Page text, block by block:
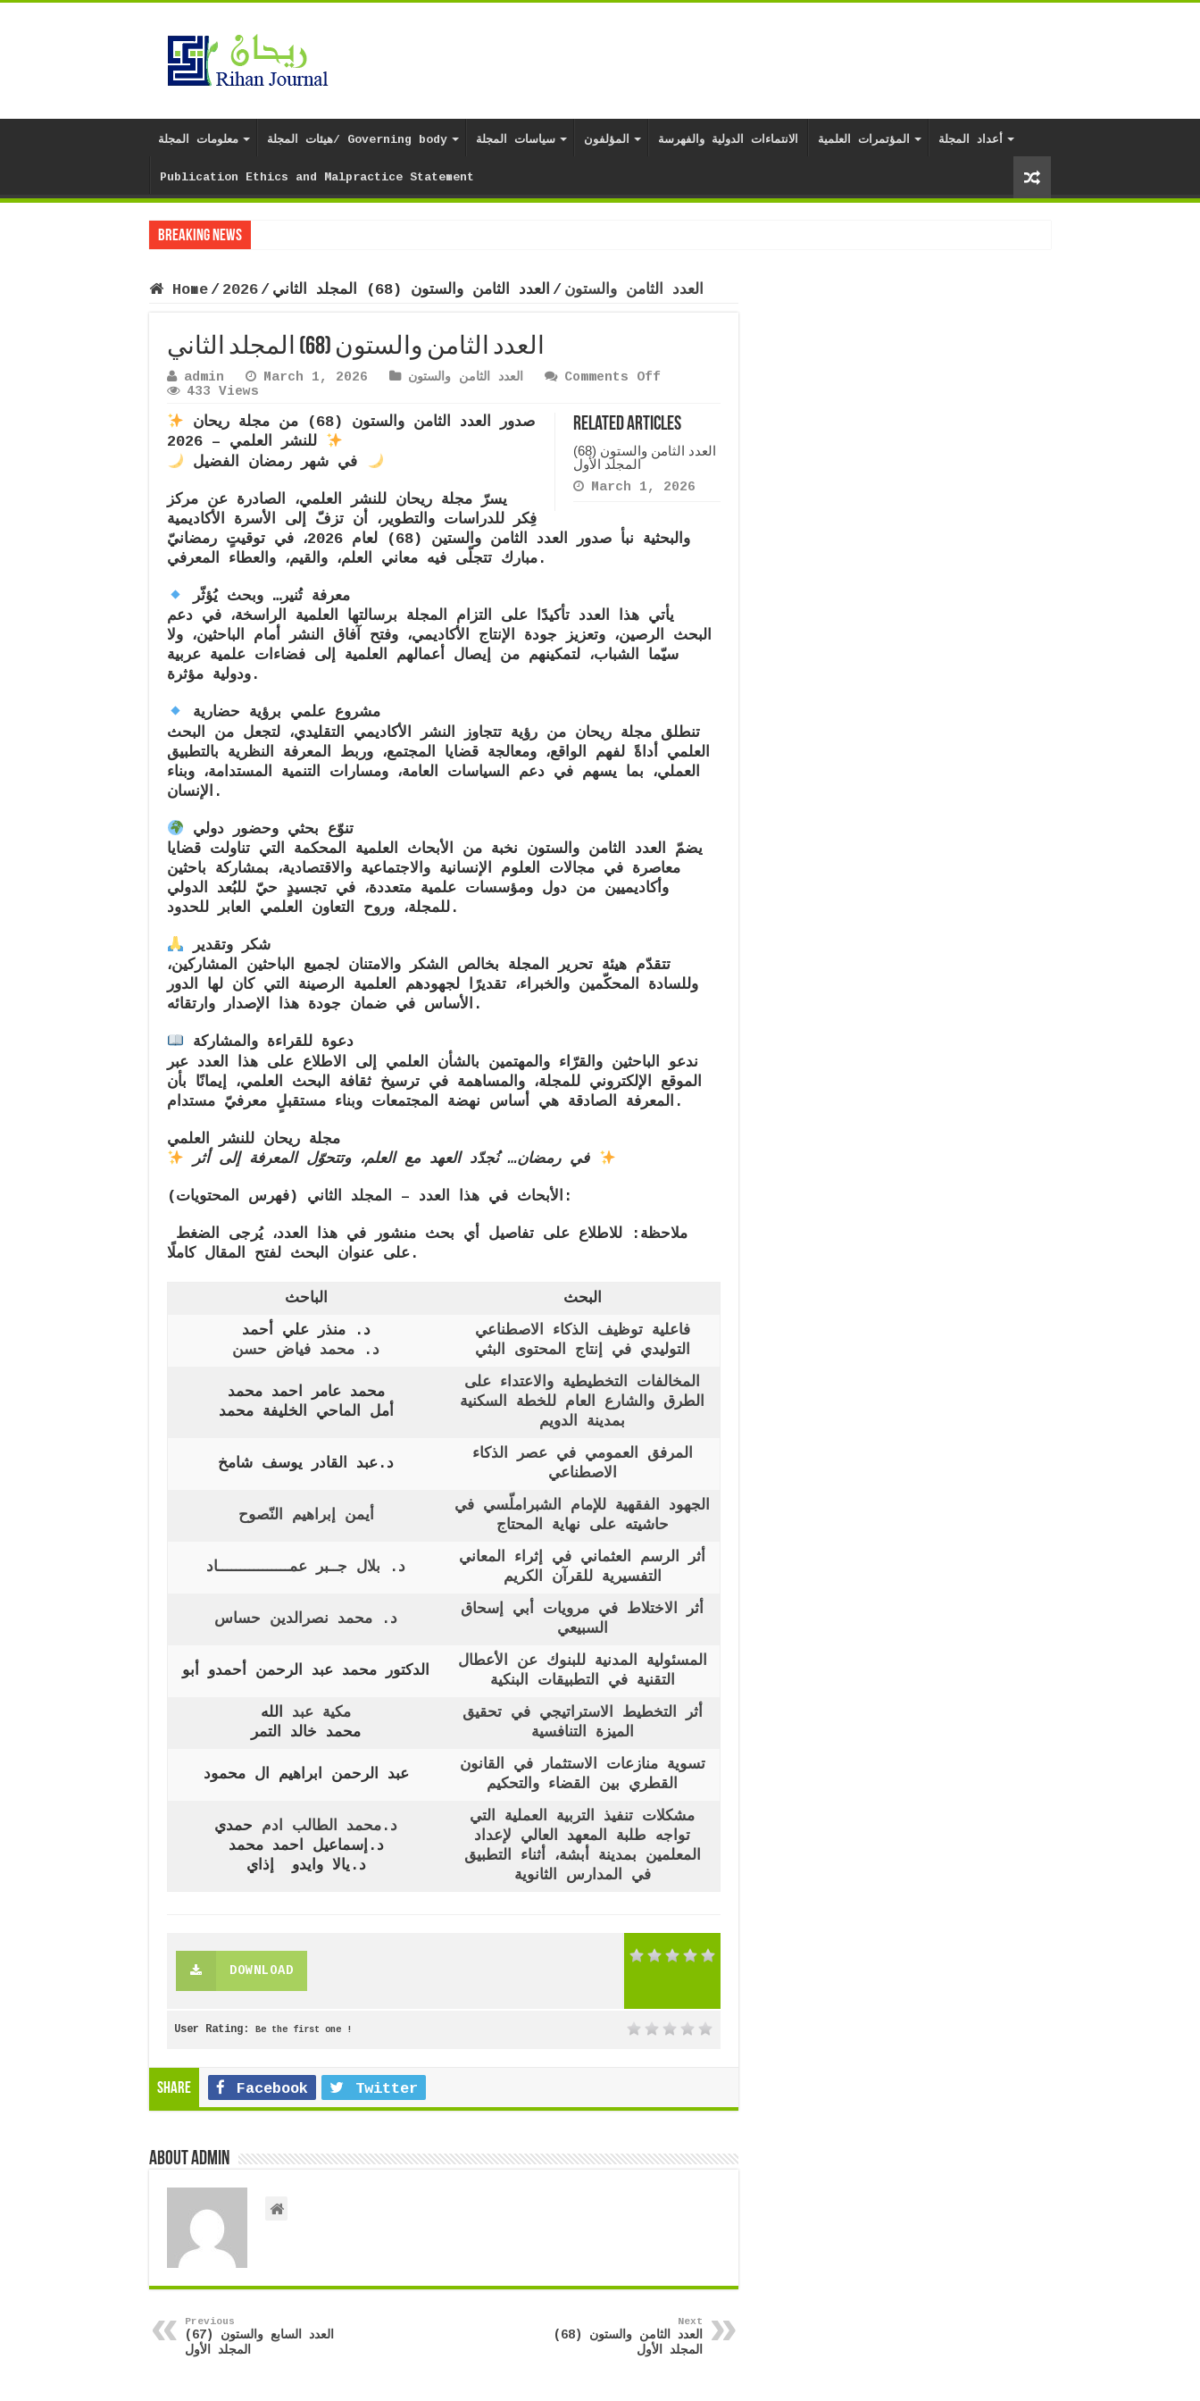
معلومات المجلة هيئات المجلة/ Governing body سياسات المجلة المؤلفون الانتماءات الدولية والفهرسة المؤتمرات العلمية أعداد المجلة
Publication Ethics and Malpractice Statement
Breaking News
Home / 2026 / العدد الثامن والستون / العدد الثامن والستون (68) المجلد الثاني
العدد الثامن والستون (68) المجلد الثاني
admin March 1, 2026 العدد الثامن والستون Comments Off
والستون
المجلد
433 Views
Related Articles
العدد الثامن والستون (68)
المجلد الأول
March 1, 2026
صدور العدد الثامن والستون (68) من مجلة ريحان
للنشر العلمي – 2026
في شهر رمضان الفضيل
يسرّ مجلة ريحان للنشر العلمي، الصادرة عن مركز
فِكر للدراسات والتطوير، أن تزفّ إلى الأسرة الأكاديمية
والبحثية نبأ صدور العدد الثامن والستين (68) لعام 2026، في توقيتٍ رمضانيّ
مبارك تتجلّى فيه معاني العلم، والقيم، والعطاء المعرفي.
معرفة تُنير… وبحث يُؤثّر
يأتي هذا العدد تأكيدًا على التزام المجلة برسالتها العلمية الراسخة، في دعم
البحث الرصين، وتعزيز جودة الإنتاج الأكاديمي، وفتح آفاق النشر أمام الباحثين، ولا
سيّما الشباب، لتمكينهم من إيصال أعمالهم العلمية إلى فضاءات علمية عربية
ودولية مؤثرة.
مشروع علمي برؤية حضارية
تنطلق مجلة ريحان من رؤية تتجاوز النشر الأكاديمي التقليدي، لتجعل من البحث
العلمي أداةً لفهم الواقع، ومعالجة قضايا المجتمع، وربط المعرفة النظرية بالتطبيق
العملي، بما يسهم في دعم السياسات العامة، ومسارات التنمية المستدامة، وبناء
الإنسان.
تنوّع بحثي وحضور دولي
يضمّ العدد الثامن والستون نخبة من الأبحاث العلمية المحكمة التي تناولت قضايا
معاصرة في مجالات العلوم الإنسانية والاجتماعية والاقتصادية، بمشاركة باحثين
وأكاديميين من دول ومؤسسات علمية متعددة، في تجسيدٍ حيّ للبُعد الدولي
للمجلة، وروح التعاون العلمي العابر للحدود.
شكر وتقدير
تتقدّم هيئة تحرير المجلة بخالص الشكر والامتنان لجميع الباحثين المشاركين،
وللسادة المحكّمين والخبراء، تقديرًا لجهودهم العلمية الرصينة التي كان لها الدور
الأساس في ضمان جودة هذا الإصدار وارتقائه.
دعوة للقراءة والمشاركة
ندعو الباحثين والقرّاء والمهتمين بالشأن العلمي إلى الاطلاع على هذا العدد عبر
الموقع الإلكتروني للمجلة، والمساهمة في ترسيخ ثقافة البحث العلمي، إيمانًا بأن
المعرفة الصادقة هي أساس نهضة المجتمعات وبناء مستقبلٍ معرفيّ مستدام.
مجلة ريحان للنشر العلمي
في رمضان… نُجدّد العهد مع العلم، وتتحوّل المعرفة إلى أثر
الأبحاث في هذا العدد – المجلد الثاني (فهرس المحتويات):
على عنوان البحث لفتح المقال كاملًا.
الباحث
البحث
د. منذر علي أحمد
د. محمد فياض حسن
فاعلية توظيف الذكاء الاصطناعي
التوليدي في إنتاج المحتوى البثي
محمد عامر احمد محمد
أمل الماحي الخليفة محمد
المخالفات التخطيطية والاعتداء على
الطرق والشارع العام للخطة السكنية
بمدينة الدويم
د.عبد القادر يوسف شامخ
المرفق العمومي في عصر الذكاء
الاصطناعي
أيمن إبراهيم النّصوح
الجهود الفقهية للإمام الشبراملّسي في
حاشيته على نهاية المحتاج
د. بلال جــبر عمــــــــــــــــاد
أثر الرسم العثماني في إثراء المعاني
التفسيرية للقرآن الكريم
د. محمد نصرالدين حساس
أثر الاختلاط في مرويات أبي إسحاق
السبيعي
الدكتور محمد عبد الرحمن أحمدو أبو
المسئولية المدنية للبنوك عن الأعطال
التقنية في التطبيقات البنكية
مكية عبد الله
محمد خالد التمر
أثر التخطيط الاستراتيجي في تحقيق
الميزة التنافسية
عبد الرحمن ابراهيم ال محمود
تسوية منازعات الاستثمار في القانون
القطري بين القضاء والتحكيم
د.محمد الطالب ادم حمدي
د.إسماعيل احمد محمد
د.يالا وايدو إذاي
مشكلات تنفيذ التربية العملية التي
تواجه طلبة المعهد العالي لإعداد
المعلمين بمدينة أبشة، أثناء التطبيق
في المدارس الثانوية
DOWNLOAD
User Rating: Be the first one !
Share Facebook Twitter
About admin
Previous
العدد السابع والستون (67)
المجلد الأول
Next
العدد الثامن والستون (68)
المجلد الأول